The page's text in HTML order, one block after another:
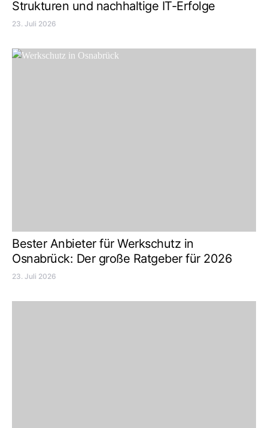
Strukturen und nachhaltige IT-Erfolge
23. Juli 2026
Bester Anbieter für Werkschutz in
Osnabrück: Der große Ratgeber für 2026
23. Juli 2026